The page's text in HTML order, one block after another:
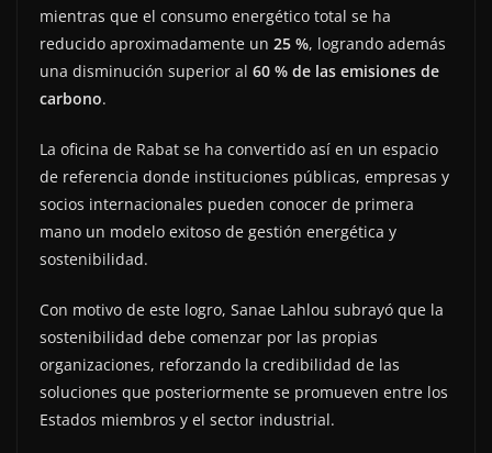
mientras que el consumo energético total se ha
reducido aproximadamente un 25 %, logrando además
una disminución superior al 60 % de las emisiones de
carbono.
La oficina de Rabat se ha convertido así en un espacio
de referencia donde instituciones públicas, empresas y
socios internacionales pueden conocer de primera
mano un modelo exitoso de gestión energética y
sostenibilidad.
Con motivo de este logro, Sanae Lahlou subrayó que la
sostenibilidad debe comenzar por las propias
organizaciones, reforzando la credibilidad de las
soluciones que posteriormente se promueven entre los
Estados miembros y el sector industrial.